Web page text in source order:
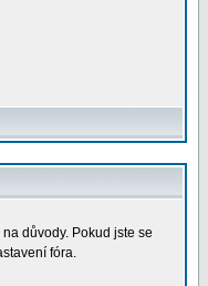
důvody. Pokud jste se
fóra.